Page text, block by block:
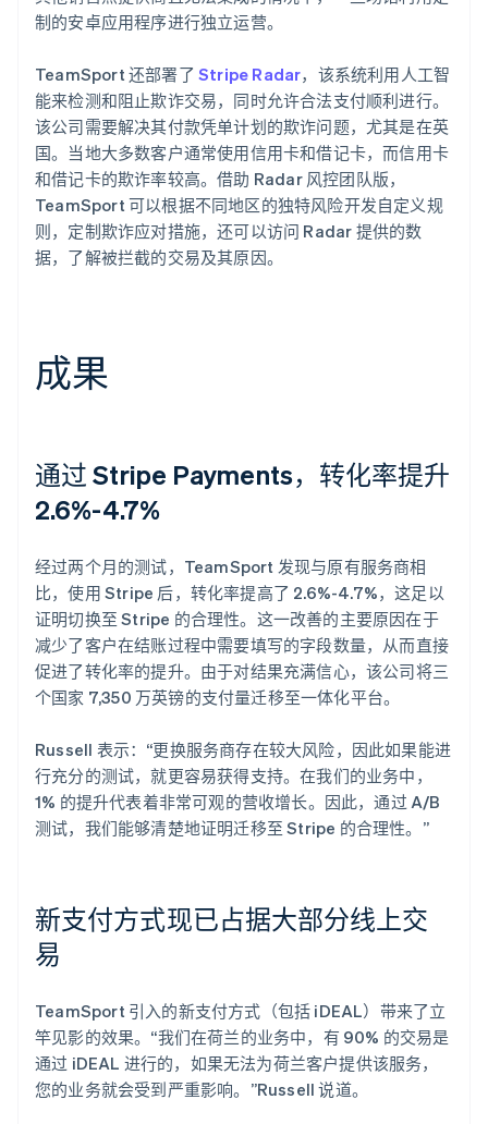
制的安卓应用程序进行独立运营。
TeamSport 还部署了 Stripe Radar，该系统利用人工智
能来检测和阻止欺诈交易，同时允许合法支付顺利进行。
该公司需要解决其付款凭单计划的欺诈问题，尤其是在英
国。当地大多数客户通常使用信用卡和借记卡，而信用卡
和借记卡的欺诈率较高。借助 Radar 风控团队版，
TeamSport 可以根据不同地区的独特风险开发自定义规
则，定制欺诈应对措施，还可以访问 Radar 提供的数
据，了解被拦截的交易及其原因。
成果
通过 Stripe Payments，转化率提升
2.6%-4.7%
经过两个月的测试，TeamSport 发现与原有服务商相
比，使用 Stripe 后，转化率提高了 2.6%-4.7%，这足以
证明切换至 Stripe 的合理性。这一改善的主要原因在于
减少了客户在结账过程中需要填写的字段数量，从而直接
促进了转化率的提升。由于对结果充满信心，该公司将三
个国家 7,350 万英镑的支付量迁移至一体化平台。
Russell 表示：“更换服务商存在较大风险，因此如果能进
行充分的测试，就更容易获得支持。在我们的业务中，
1% 的提升代表着非常可观的营收增长。因此，通过 A/B
测试，我们能够清楚地证明迁移至 Stripe 的合理性。”
新支付方式现已占据大部分线上交
易
TeamSport 引入的新支付方式（包括 iDEAL）带来了立
竿见影的效果。“我们在荷兰的业务中，有 90% 的交易是
通过 iDEAL 进行的，如果无法为荷兰客户提供该服务，
您的业务就会受到严重影响。”Russell 说道。